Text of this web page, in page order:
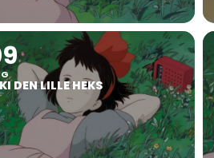
DEN LILLE HEKS